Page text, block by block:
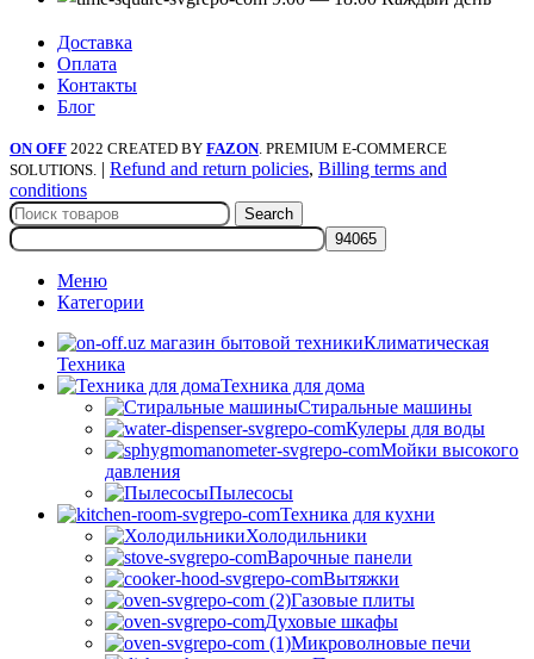
Доставка
Оплата
Контакты
Блог
ON OFF 2022 CREATED BY FAZON. PREMIUM E-COMMERCE
SOLUTIONS. | Refund and return policies, Billing terms and
conditions
Search
Меню
Категории
Климатическая
Техника
Техника для дома
Стиральные машины
Кулеры для воды
Мойки высокого
давления
Пылесосы
Техника для кухни
Холодильники
Варочные панели
Вытяжки
Газовые плиты
Духовые шкафы
Микроволновые печи